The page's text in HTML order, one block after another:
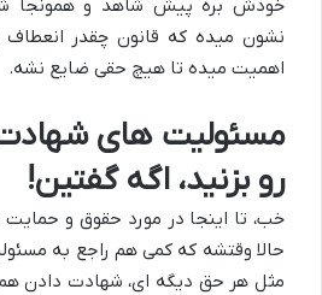
خودش بره پیش شاهد و همونجا
نشون میده که قانون چقدر انعطاف
اهمیت میده تا هیچ حقی ضایع نشه.
مسئولیت های
رو بزنید، اگه گفتین!
خب، تا اینجا در مورد حقوق و
حالا وقتشه که کمی هم راجع به
مثل هر حق دیگه ای، شهادت دادن